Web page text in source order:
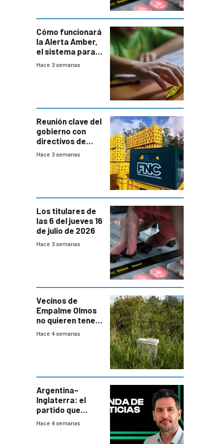
Cómo funcionará
la Alerta Amber,
el sistema para
la búsqueda
Hace 3 semanas
Reunión clave del
gobierno con
directivos de
Fábricas
Hace 3 semanas
Los titulares de
las 6 del jueves 16
de julio de 2026
Hace 3 semanas
Vecinos de
Empalme Olmos
no quieren tener
cerca una planta
departamental
Hace 4 semanas
Argentina–
Inglaterra: el
partido que
nunca termina
Hace 4 semanas